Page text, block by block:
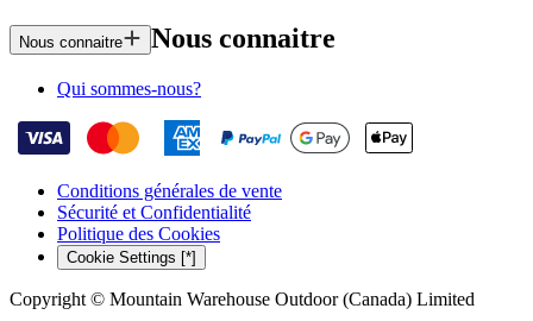
Nous connaitre Nous connaitre
Qui sommes-nous?
Conditions générales de vente
Sécurité et Confidentialité
Politique des Cookies
Cookie Settings [*]
Copyright © Mountain Warehouse Outdoor (Canada) Limited